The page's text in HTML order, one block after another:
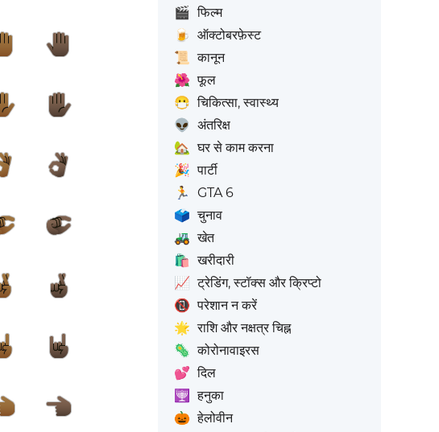
🎬 फिल्म
🍺 ऑक्टोबरफ़ेस्ट
📜 कानून
🌺 फूल
😷 चिकित्सा, स्वास्थ्य
👽 अंतरिक्ष
🏡 घर से काम करना
🎉 पार्टी
🏃
GTA 6
🗳️ चुनाव
🚜 खेत
🛍️ खरीदारी
📈 ट्रेडिंग, स्टॉक्स और क्रिप्टो
📵 परेशान न करें
🌟 राशि और नक्षत्र चिह्न
🦠 कोरोनावाइरस
💕 दिल
🕎
हनुका
🎃 हेलोवीन